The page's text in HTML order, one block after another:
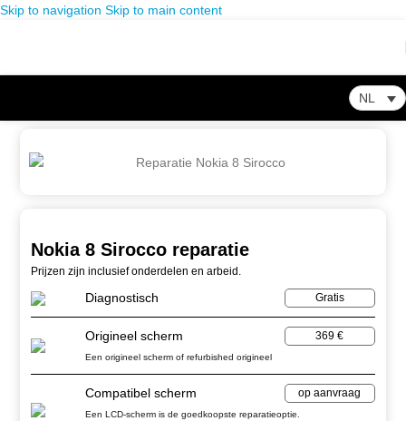
Skip to navigation Skip to main content
NL
Nokia 8 Sirocco reparatie
Prijzen zijn inclusief onderdelen en arbeid.
Diagnostisch Gratis
Origineel scherm 369 €
Een origineel scherm of refurbished origineel
Compatibel scherm op aanvraag
Een LCD-scherm is de goedkoopste reparatieoptie.